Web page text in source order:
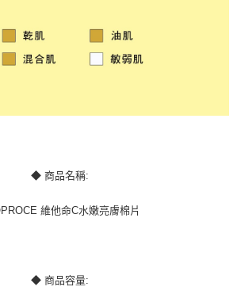
◆ 商品名稱:
維他命C水嫩亮膚棉片
◆ 商品容量: